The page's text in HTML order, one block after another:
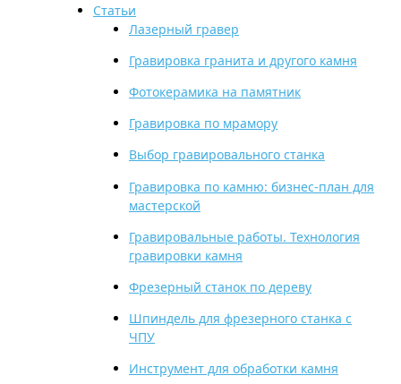
Статьи
Лазерный гравер
Гравировка гранита и другого камня
Фотокерамика на памятник
Гравировка по мрамору
Выбор гравировального станка
Гравировка по камню: бизнес-план для
мастерской
Гравировальные работы. Технология
гравировки камня
Фрезерный станок по дереву
Шпиндель для фрезерного станка с
ЧПУ
Инструмент для обработки камня